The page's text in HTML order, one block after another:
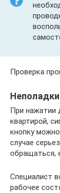
Проверка
Неполадки
При нажатии
квартирой,
кнопку
случае
обращаться,
Специалист
рабочее